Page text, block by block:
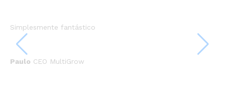
Simplesmente fantástico
Paulo CEO MultiGrow